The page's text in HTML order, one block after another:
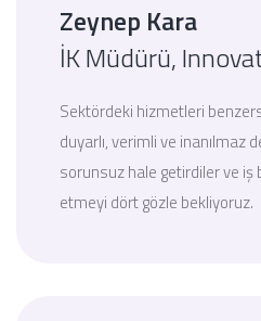
Zeynep Kara
İK Müdürü,
Sektördeki hizmetleri
duyarlı, verimli ve inanılmaz
sorunsuz hale getirdiler ve iş
etmeyi dört gözle bekliyoruz.